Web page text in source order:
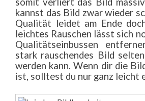
kannst das Bild zwar wieder
Qualität leidet am Ende
leichtes Rauschen lässt sich
Qualitätseinbussen
stark rauschendes Bild
werden kann. Wenn dir die
ist, solltest du nur ganz leicht